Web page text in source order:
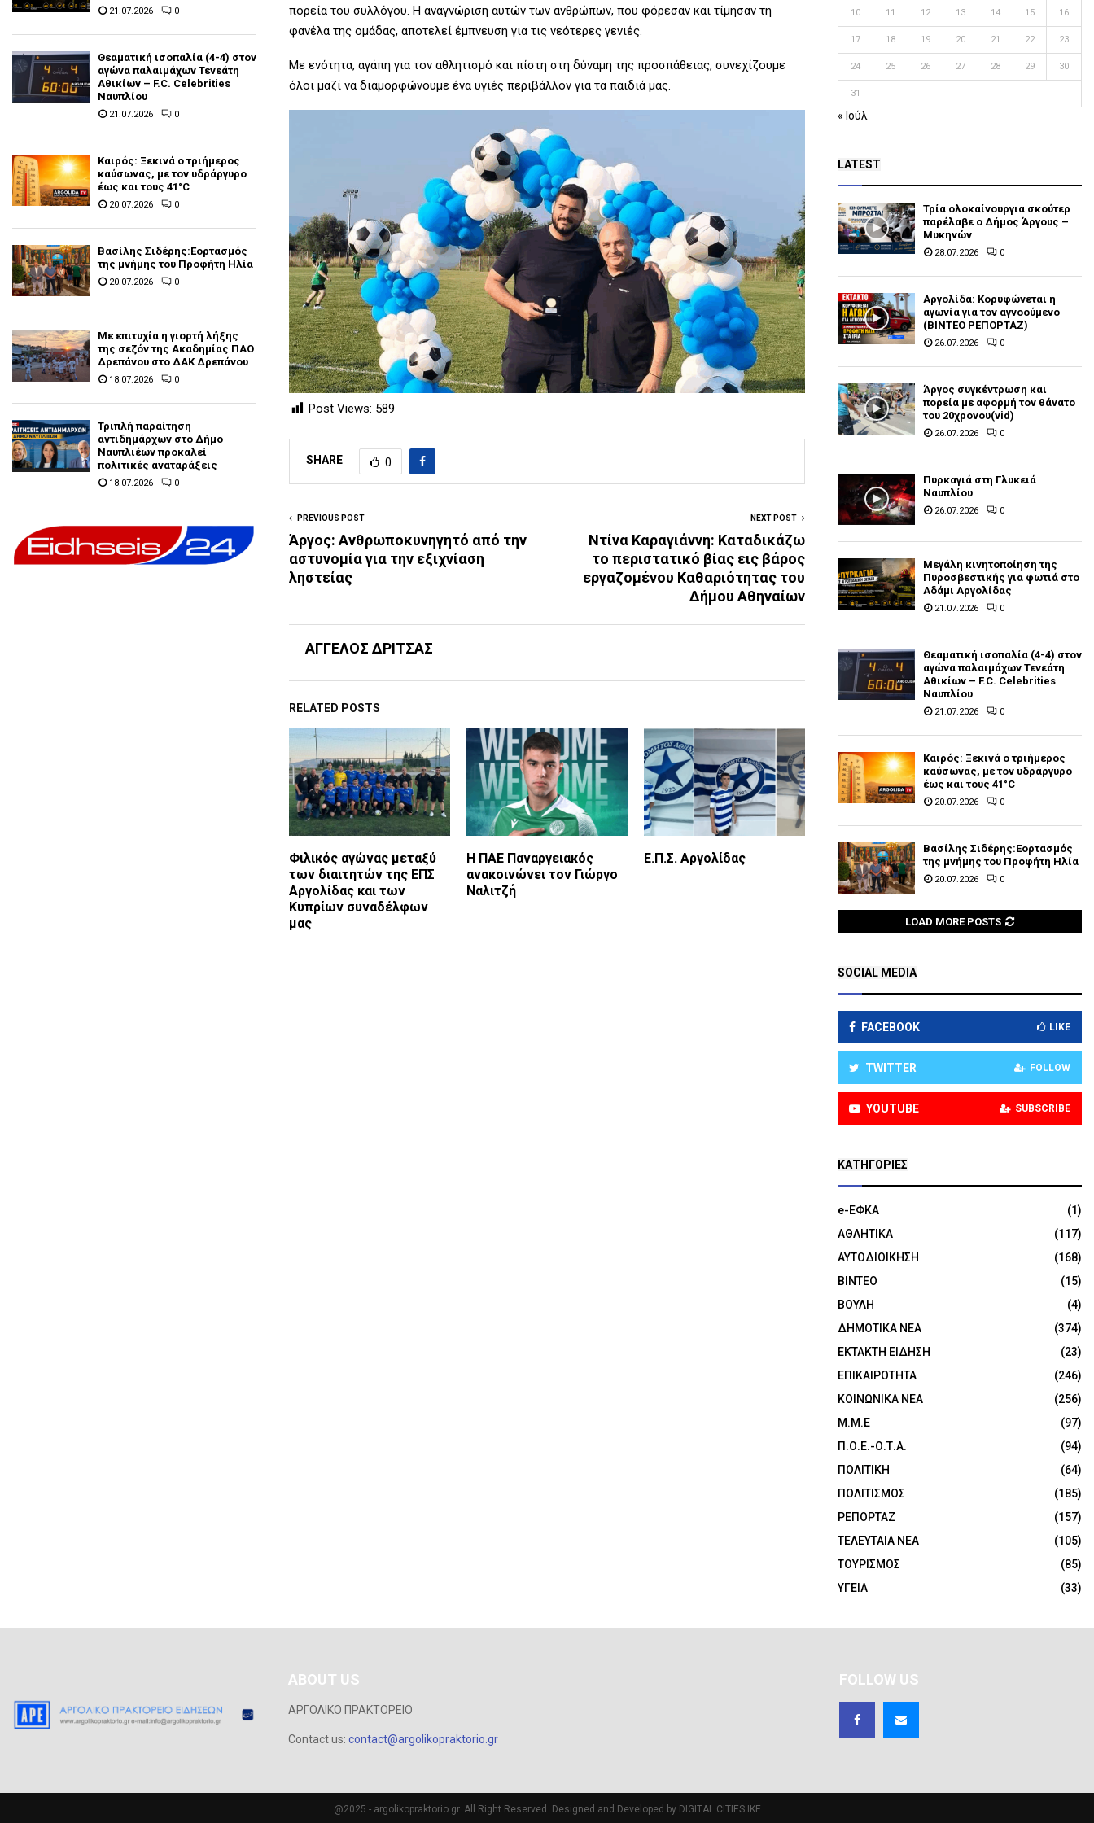
πορεία του συλλόγου. Η αναγνώριση αυτών των ανθρώπων, που φόρεσαν και τίμησαν τη
φανέλα της ομάδας, αποτελεί έμπνευση για τις νεότερες γενιές.
Με ενότητα, αγάπη για τον αθλητισμό και πίστη στη δύναμη της προσπάθειας, συνεχίζουμε
όλοι μαζί να διαμορφώνουμε ένα υγιές περιβάλλον για τα παιδιά μας.
Post Views: 589
SHARE 0
PREVIOUS POST
Άργος: Ανθρωποκυνηγητό από την
αστυνομία για την εξιχνίαση
ληστείας
NEXT POST
Ντίνα Καραγιάννη: Καταδικάζω
το περιστατικό βίας εις βάρος
εργαζομένου Καθαριότητας του
Δήμου Αθηναίων
ΑΓΓΕΛΟΣ ΔΡΙΤΣΑΣ
RELATED POSTS
Φιλικός αγώνας μεταξύ
των διαιτητών της ΕΠΣ
Αργολίδας και των
Κυπρίων συναδέλφων
μας
Η ΠΑΕ Παναργειακός
ανακοινώνει τον Γιώργο
Ναλιτζή
Ε.Π.Σ. Αργολίδας
21.07.2026 0
Θεαματική ισοπαλία (4-4) στον
αγώνα παλαιμάχων Τενεάτη
Αθικίων – F.C. Celebrities
Ναυπλίου
21.07.2026 0
Καιρός: Ξεκινά ο τριήμερος
καύσωνας, με τον υδράργυρο
έως και τους 41°C
20.07.2026 0
Βασίλης Σιδέρης:Εορτασμός
της μνήμης του Προφήτη Ηλία
20.07.2026 0
Με επιτυχία η γιορτή λήξης
της σεζόν της Ακαδημίας ΠΑΟ
Δρεπάνου στο ΔΑΚ Δρεπάνου
18.07.2026 0
Τριπλή παραίτηση
αντιδημάρχων στο Δήμο
Ναυπλιέων προκαλεί
πολιτικές αναταράξεις
18.07.2026 0
10 11 12 13 14 15 16
17 18 19 20 21 22 23
24 25 26 27 28 29 30
31
« Ιούλ
LATEST
Τρία ολοκαίνουργια σκούτερ
παρέλαβε o Δήμος Άργους –
Μυκηνών
28.07.2026 0
Αργολίδα: Κορυφώνεται η
αγωνία για τον αγνοούμενο
(ΒΙΝΤΕΟ ΡΕΠΟΡΤΑΖ)
26.07.2026 0
Άργος συγκέντρωση και
πορεία με αφορμή τον θάνατο
του 20χρονου(vid)
26.07.2026 0
Πυρκαγιά στη Γλυκειά
Ναυπλίου
26.07.2026 0
Μεγάλη κινητοποίηση της
Πυροσβεστικής για φωτιά στο
Αδάμι Αργολίδας
21.07.2026 0
Θεαματική ισοπαλία (4-4) στον
αγώνα παλαιμάχων Τενεάτη
Αθικίων – F.C. Celebrities
Ναυπλίου
21.07.2026 0
Καιρός: Ξεκινά ο τριήμερος
καύσωνας, με τον υδράργυρο
έως και τους 41°C
20.07.2026 0
Βασίλης Σιδέρης:Εορτασμός
της μνήμης του Προφήτη Ηλία
20.07.2026 0
LOAD MORE POSTS
SOCIAL MEDIA
FACEBOOK LIKE
TWITTER FOLLOW
YOUTUBE SUBSCRIBE
KΑΤΗΓΟΡΊΕΣ
e-ΕΦΚΑ
(1)
ΑΘΛΗΤΙΚΑ
(117)
ΑΥΤΟΔΙΟΙΚΗΣΗ
(168)
ΒΙΝΤΕΟ
(15)
ΒΟΥΛΗ
(4)
ΔΗΜΟΤΙΚΑ ΝΕΑ
(374)
ΕΚΤΑΚΤΗ ΕΙΔΗΣΗ
(23)
ΕΠΙΚΑΙΡΟΤΗΤΑ
(246)
ΚΟΙΝΩΝΙΚΑ ΝΕΑ
(256)
Μ.Μ.Ε
(97)
Π.Ο.Ε.-Ο.Τ.Α.
(94)
ΠΟΛΙΤΙΚΗ
(64)
ΠΟΛΙΤΙΣΜΟΣ
(185)
ΡΕΠΟΡΤΑΖ
(157)
ΤΕΛΕΥΤΑΙΑ ΝΕΑ
(105)
ΤΟΥΡΙΣΜΟΣ
(85)
ΥΓΕΙΑ
(33)
ABOUT US
ΑΡΓΟΛΙΚΟ ΠΡΑΚΤΟΡΕΙΟ
Contact us: contact@argolikopraktorio.gr
FOLLOW US
@2025 - argolikopraktorio.gr. All Right Reserved. Designed and Developed by DIGITAL CITIES IKE